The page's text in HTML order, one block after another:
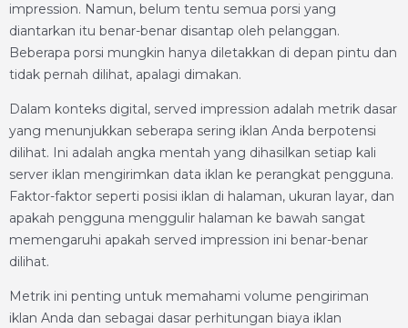
impression. Namun, belum tentu semua porsi yang
diantarkan itu benar-benar disantap oleh pelanggan.
Beberapa porsi mungkin hanya diletakkan di depan pintu dan
tidak pernah dilihat, apalagi dimakan.
Dalam konteks digital, served impression adalah metrik dasar
yang menunjukkan seberapa sering iklan Anda berpotensi
dilihat. Ini adalah angka mentah yang dihasilkan setiap kali
server iklan mengirimkan data iklan ke perangkat pengguna.
Faktor-faktor seperti posisi iklan di halaman, ukuran layar, dan
apakah pengguna menggulir halaman ke bawah sangat
memengaruhi apakah served impression ini benar-benar
dilihat.
Metrik ini penting untuk memahami volume pengiriman
iklan Anda dan sebagai dasar perhitungan biaya iklan